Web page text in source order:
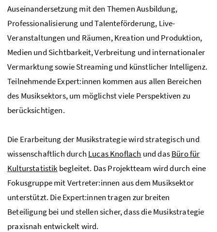
Auseinandersetzung mit den Themen Ausbildung,
Professionalisierung und Talenteförderung, Live-
Veranstaltungen und Räumen, Kreation und Produktion,
Medien und Sichtbarkeit, Verbreitung und internationaler
Vermarktung sowie Streaming und künstlicher Intelligenz.
Teilnehmende Expert:innen kommen aus allen Bereichen
des Musiksektors, um möglichst viele Perspektiven zu
berücksichtigen.
Die Erarbeitung der Musikstrategie wird strategisch und
wissenschaftlich durch Lucas Knoflach und dasBüro für
Kulturstatistik begleitet. Das Projektteam wird durch eine
Fokusgruppe mit Vertreter:innen aus dem Musiksektor
unterstützt. Die Expert:innen tragen zur breiten
Beteiligung bei und stellen sicher, dass die Musikstrategie
praxisnah entwickelt wird.